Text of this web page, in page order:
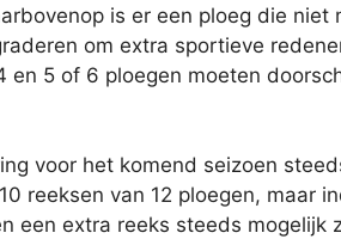
is er een ploeg die niet
om extra sportieve
5 of 6 ploegen moeten
voor het komend seizoen
reeksen van 12 ploegen, maar
een extra reeks steeds mogelijk